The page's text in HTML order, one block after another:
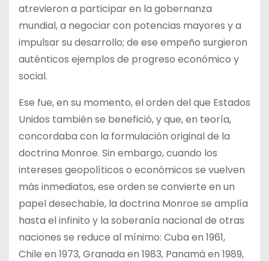
atrevieron a participar en la gobernanza
mundial, a negociar con potencias mayores y a
impulsar su desarrollo; de ese empeño surgieron
auténticos ejemplos de progreso económico y
social.
Ese fue, en su momento, el orden del que Estados
Unidos también se benefició, y que, en teoría,
concordaba con la formulación original de la
doctrina Monroe. Sin embargo, cuando los
intereses geopolíticos o económicos se vuelven
más inmediatos, ese orden se convierte en un
papel desechable, la doctrina Monroe se amplía
hasta el infinito y la soberanía nacional de otras
naciones se reduce al mínimo: Cuba en 1961,
Chile en 1973, Granada en 1983, Panamá en 1989,